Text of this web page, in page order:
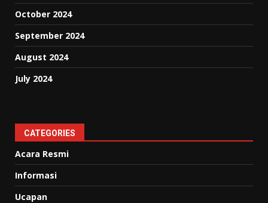
October 2024
September 2024
August 2024
July 2024
CATEGORIES
Acara Resmi
Informasi
Ucapan